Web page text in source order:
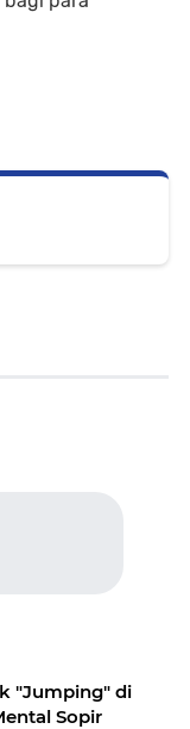
"Jumping" di
Sopir